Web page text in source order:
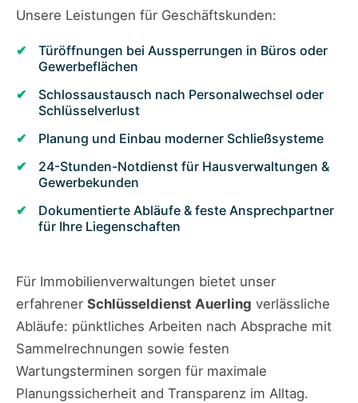
Unsere Leistungen für Geschäftskunden:
Türöffnungen bei Aussperrungen in Büros oder
Gewerbeflächen
Schlossaustausch nach Personalwechsel oder
Schlüsselverlust
Planung und Einbau moderner Schließsysteme
24-Stunden-Notdienst für Hausverwaltungen &
Gewerbekunden
Dokumentierte Abläufe & feste Ansprechpartner
für Ihre Liegenschaften
Für Immobilienverwaltungen bietet unser
erfahrener Schlüsseldienst Auerling verlässliche
Abläufe: pünktliches Arbeiten nach Absprache mit
Sammelrechnungen sowie festen
Wartungsterminen sorgen für maximale
Planungssicherheit and Transparenz im Alltag.